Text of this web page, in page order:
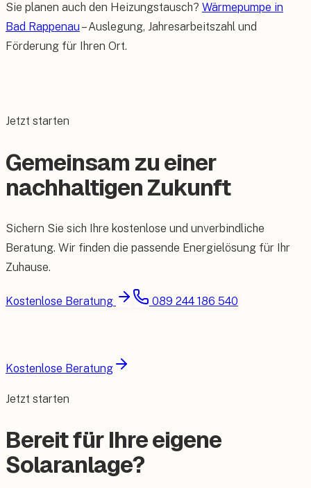
Sie planen auch den Heizungstausch? Wärmepumpe in
Bad Rappenau – Auslegung, Jahresarbeitszahl und
Förderung für Ihren Ort.
Jetzt starten
Gemeinsam zu einer
nachhaltigen Zukunft
Sichern Sie sich Ihre kostenlose und unverbindliche
Beratung. Wir finden die passende Energielösung für Ihr
Zuhause.
Kostenlose Beratung 089 244 186 540
Kostenlose Beratung
Jetzt starten
Bereit für Ihre eigene
Solaranlage?